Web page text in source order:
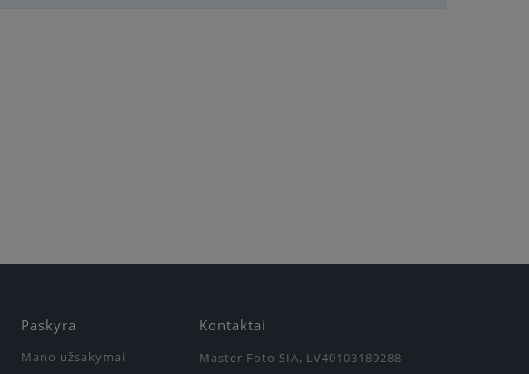
Paskyra
Mano užsakymai
Kontaktai
Master Foto SIA, LV40103189288